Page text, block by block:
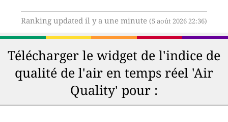
Ranking updated il y a une minute (5 août 2026 22:36)
Télécharger le widget de l'indice de
qualité de l'air en temps réel 'Air
Quality' pour :